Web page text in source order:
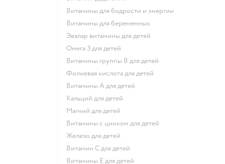
Витамины для бодрости и энергии
Витамины для беременных
Эвалар витамины для детей
Омега 3 для детей
Витамины группы В для детей
Фолиевая кислота для детей
Витамины А для детей
Кальций для детей
Магний для детей
Витамины с цинком для детей
Железо для детей
Витамин С для детей
Витамины Е для детей